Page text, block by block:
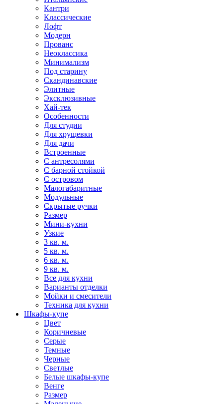
Кантри
Классические
Лофт
Модерн
Прованс
Неоклассика
Минимализм
Под старину
Скандинавские
Элитные
Эксклюзивные
Хай-тек
Особенности
Для студии
Для хрущевки
Для дачи
Встроенные
С антресолями
С барной стойкой
С островом
Малогабаритные
Модульные
Скрытые ручки
Размер
Мини-кухни
Узкие
3 кв. м.
5 кв. м.
6 кв. м.
9 кв. м.
Все для кухни
Варианты отделки
Мойки и смесители
Техника для кухни
Шкафы-купе
Цвет
Коричневые
Серые
Темные
Черные
Светлые
Белые шкафы-купе
Венге
Размер